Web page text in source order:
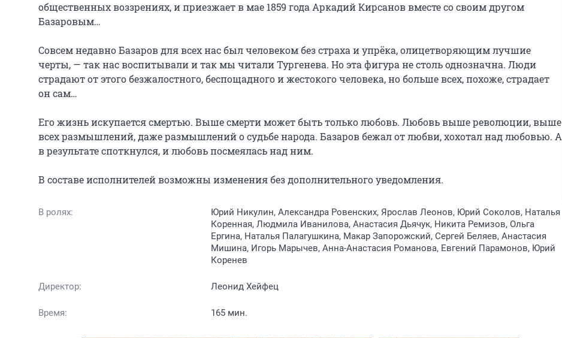
общественных воззрениях, и приезжает в мае 1859 года Аркадий Кирсанов вместе со своим другом
Базаровым…
Совсем недавно Базаров для всех нас был человеком без страха и упрёка, олицетворяющим лучшие
черты, — так нас воспитывали и так мы читали Тургенева. Но эта фигура не столь однозначна. Люди
страдают от этого безжалостного, беспощадного и жестокого человека, но больше всех, похоже, страдает
он сам…
Его жизнь искупается смертью. Выше смерти может быть только любовь. Любовь выше революции, выше
всех размышлений, даже размышлений о судьбе народа. Базаров бежал от любви, хохотал над любовью. А
в результате споткнулся, и любовь посмеялась над ним.
В составе исполнителей возможны изменения без дополнительного уведомления.
В ролях:
Юрий Никулин, Александра Ровенских, Ярослав Леонов, Юрий Соколов, Наталья
Коренная, Людмила Иванилова, Анастасия Дьячук, Никита Ремизов, Ольга
Ергина, Наталья Палагушкина, Макар Запорожский, Сергей Беляев, Анастасия
Мишина, Игорь Марычев, Анна-Анастасия Романова, Евгений Парамонов, Юрий
Коренев
Директор: Леонид Хейфец
Время: 165 мин.